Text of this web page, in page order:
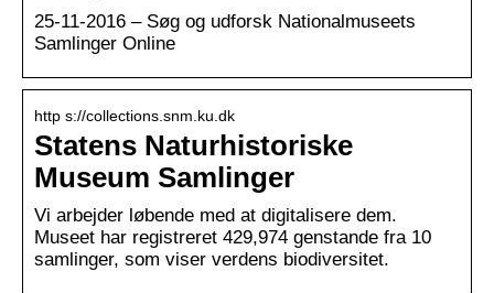
25-11-2016 – Søg og udforsk Nationalmuseets
Samlinger Online
http s://collections.snm.ku.dk
Statens Naturhistoriske
Museum Samlinger
Vi arbejder løbende med at digitalisere dem.
Museet har registreret 429,974 genstande fra 10
samlinger, som viser verdens biodiversitet.